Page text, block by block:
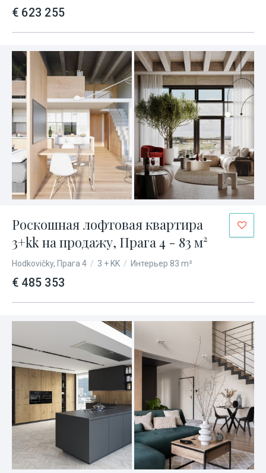
€ 623 255
Роскошная лофтовая квартира
3+kk на продажу, Прага 4 - 83 м²
Hodkovičky, Прага 4 / 3 + KK / Интерьер 83 m²
€ 485 353